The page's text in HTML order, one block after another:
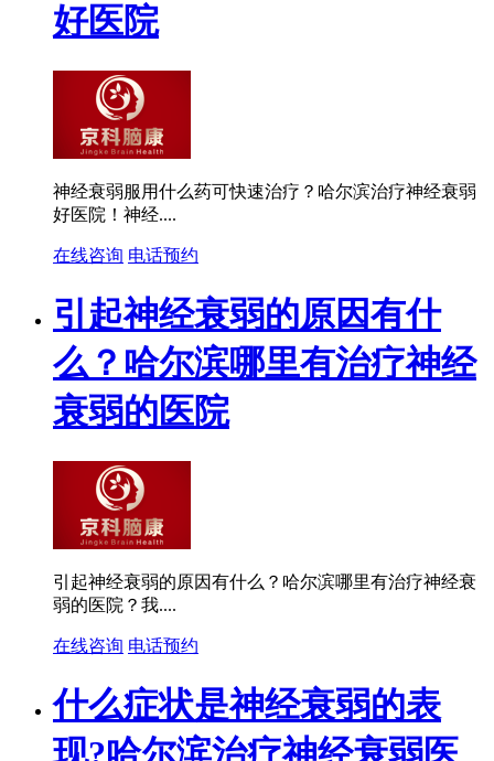
好医院
神经衰弱服用什么药可快速治疗？哈尔滨治疗神经衰弱
好医院！神经....
在线咨询 电话预约
引起神经衰弱的原因有什
么？哈尔滨哪里有治疗神经
衰弱的医院
引起神经衰弱的原因有什么？哈尔滨哪里有治疗神经衰
弱的医院？我....
在线咨询 电话预约
什么症状是神经衰弱的表